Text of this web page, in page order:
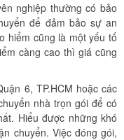
nghiệp thường có bảo
để đảm bảo sự an
hiểm cũng là một yếu tố
càng cao thì giá cũng
6, TP.HCM hoặc các
nhà trọn gói để có
Hiểu được những khó
chuyển. Việc đóng gói,